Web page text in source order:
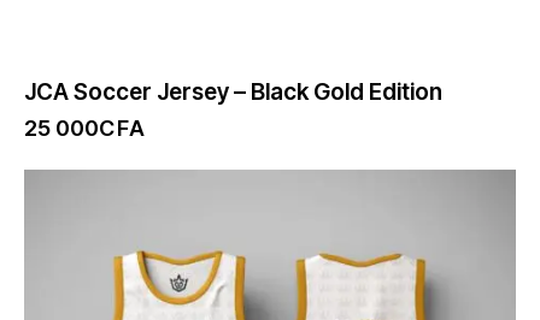
JCA Soccer Jersey – Black Gold Edition
25 000CFA